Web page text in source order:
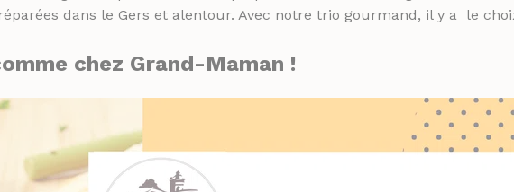
dans le Gers et alentour. Avec notre trio gourmand, il y a le
chez Grand-Maman !